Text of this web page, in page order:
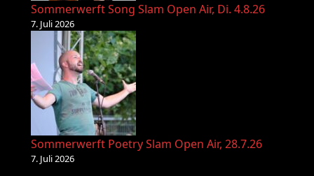
Sommerwerft Song Slam Open Air, Di. 4.8.26
7. Juli 2026
Sommerwerft Poetry Slam Open Air, 28.7.26
7. Juli 2026